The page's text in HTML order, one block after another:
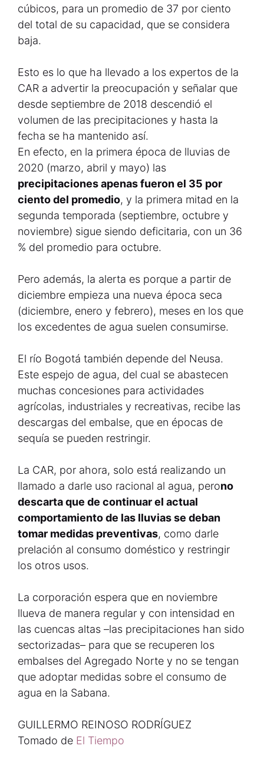
cúbicos, para un promedio de 37 por ciento
del total de su capacidad, que se considera
baja.
Esto es lo que ha llevado a los expertos de la
CAR a advertir la preocupación y señalar que
desde septiembre de 2018 descendió el
volumen de las precipitaciones y hasta la
fecha se ha mantenido así.
En efecto, en la primera época de lluvias de
2020 (marzo, abril y mayo) las
precipitaciones apenas fueron el 35 por
ciento del promedio, y la primera mitad en la
segunda temporada (septiembre, octubre y
noviembre) sigue siendo deficitaria, con un 36
% del promedio para octubre.
Pero además, la alerta es porque a partir de
diciembre empieza una nueva época seca
(diciembre, enero y febrero), meses en los que
los excedentes de agua suelen consumirse.
El río Bogotá también depende del Neusa.
Este espejo de agua, del cual se abastecen
muchas concesiones para actividades
agrícolas, industriales y recreativas, recibe las
descargas del embalse, que en épocas de
sequía se pueden restringir.
La CAR, por ahora, solo está realizando un
llamado a darle uso racional al agua, perono
descarta que de continuar el actual
comportamiento de las lluvias se deban
tomar medidas preventivas, como darle
prelación al consumo doméstico y restringir
los otros usos.
La corporación espera que en noviembre
llueva de manera regular y con intensidad en
las cuencas altas –las precipitaciones han sido
sectorizadas– para que se recuperen los
embalses del Agregado Norte y no se tengan
que adoptar medidas sobre el consumo de
agua en la Sabana.
GUILLERMO REINOSO RODRÍGUEZ
Tomado de El Tiempo